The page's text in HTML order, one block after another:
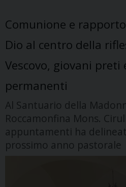
Comunione e
Dio al centro della
Vescovo, giovani preti
permanenti
Al Santuario della
Roccamonfina Mons.
appuntamenti ha
prossimo anno pastorale